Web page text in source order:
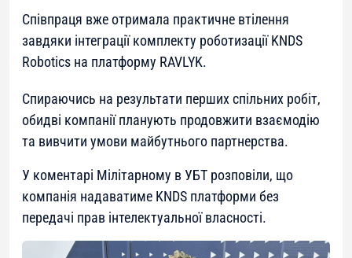
Співпраця вже отримала практичне втілення
завдяки інтеграції комплекту роботизації KNDS
Robotics на платформу RAVLYK.
Спираючись на результати перших спільних робіт,
обидві компанії планують продовжити взаємодію
та вивчити умови майбутнього партнерства.
У коментарі Мілітарному в УБТ розповіли, що
компанія надаватиме KNDS платформи без
передачі прав інтелектуальної власності.